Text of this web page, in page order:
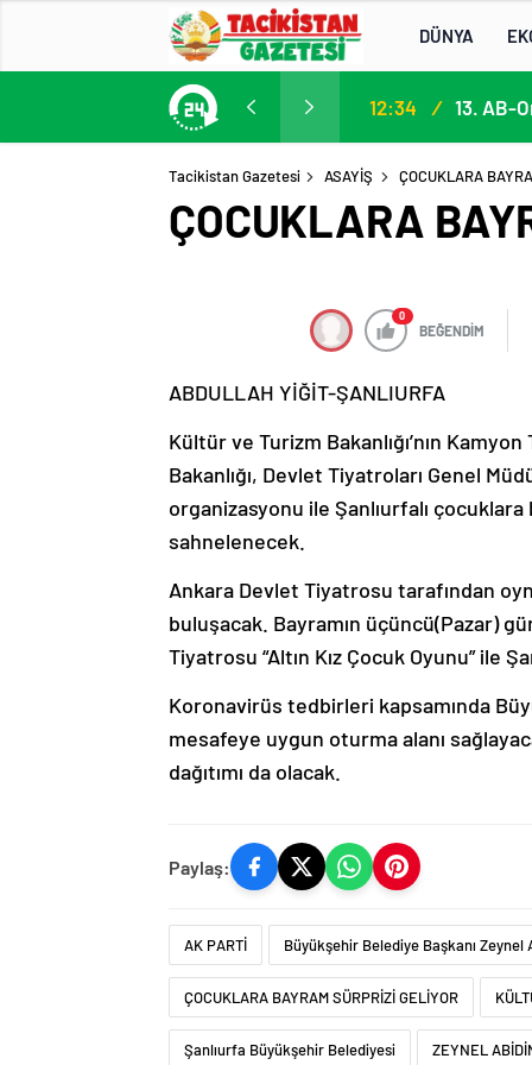
DÜNYA
13. AB-Orta Asya Yüksek Düzeyli Siyasi ve Güvenlik Diyaloğuna Katılım 13:22 /
Tacikistan Gazetesi ASAYİŞ ÇOCUKLARA
ÇOCUKLARA
0
BEĞENDİM
ABDULLAH YİĞİT-ŞANLIURFA
Kültür ve Turizm Bakanlığı’nın
Bakanlığı, Devlet Tiyatroları Genel
organizasyonu ile Şanlıurfalı çocuklara
sahnelenecek.
Ankara Devlet Tiyatrosu tarafından
buluşacak. Bayramın üçüncü(Pazar)
Tiyatrosu “Altın Kız Çocuk Oyunu” ile
Koronavirüs tedbirleri kapsamında
mesafeye uygun oturma alanı
dağıtımı da olacak.
Paylaş:
AK PARTİ Büyükşehir Belediye Başkanı Zeynel
ÇOCUKLARA BAYRAM SÜRPRİZİ GELİYOR
Şanlıurfa Büyükşehir Belediyesi ZEYNEL